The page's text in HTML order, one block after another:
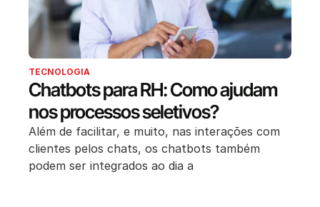
TECNOLOGIA
Chatbots para RH: Como ajudam
nos processos seletivos?
Além de facilitar, e muito, nas interações com
clientes pelos chats, os chatbots também
podem ser integrados ao dia a